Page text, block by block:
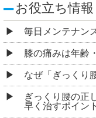
お役立ち情報
毎日メンテナン
膝の痛みは年齢
なぜ「ぎっくり
ぎっくり腰の正
早く治すポイント